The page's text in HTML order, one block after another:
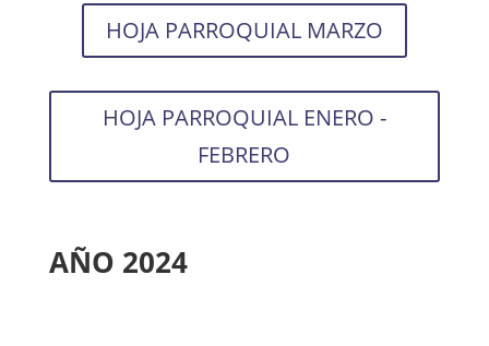
HOJA PARROQUIAL MARZO
HOJA PARROQUIAL ENERO -
FEBRERO
AÑO 2024